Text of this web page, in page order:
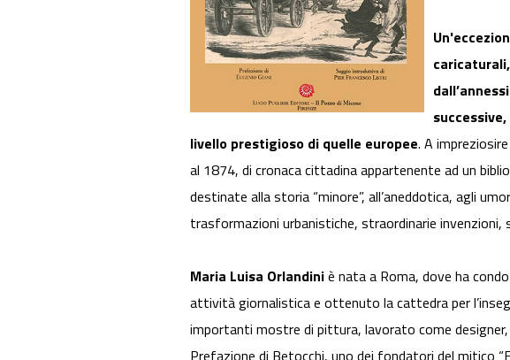
livello prestigioso di quelle europee. A
al 1874, di cronaca cittadina appartenente ad un
destinate alla storia “minore”, all’aneddotica, agli
trasformazioni urbanistiche, straordinarie invenzioni,
Maria Luisa Orlandiniè nata a Roma, dove ha
attività giornalistica e ottenuto la cattedra per
importanti mostre di pittura, lavorato come
Prefazione di Betocchi, uno dei fondatori del mitico